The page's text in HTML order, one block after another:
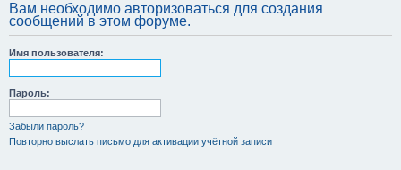
с
Вам необходимо авторизоваться для создания
сообщений в этом форуме.
Имя пользователя:
Пароль:
Забыли пароль?
Повторно выслать письмо для активации учётной записи